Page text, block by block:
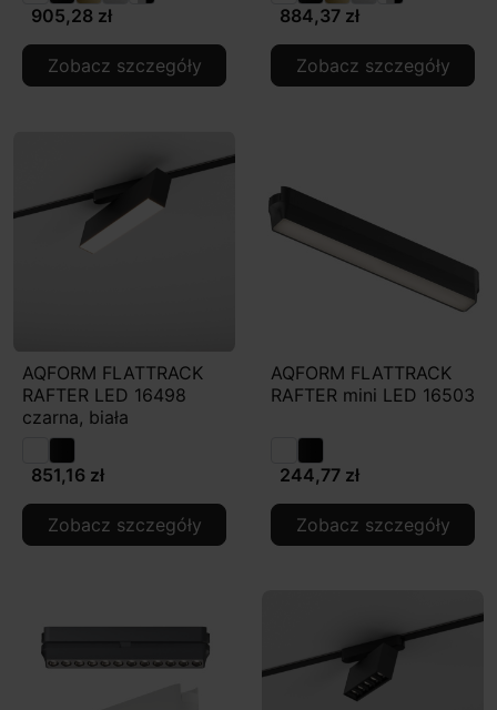
905,28 zł
Zobacz szczegóły
884,37 zł
Zobacz szczegóły
AQFORM FLATTRACK
RAFTER LED 16498
czarna, biała
851,16 zł
Zobacz szczegóły
AQFORM FLATTRACK
RAFTER mini LED 16503
244,77 zł
Zobacz szczegóły